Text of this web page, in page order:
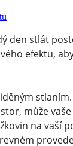
den stlát
efektu,
může
na vaší